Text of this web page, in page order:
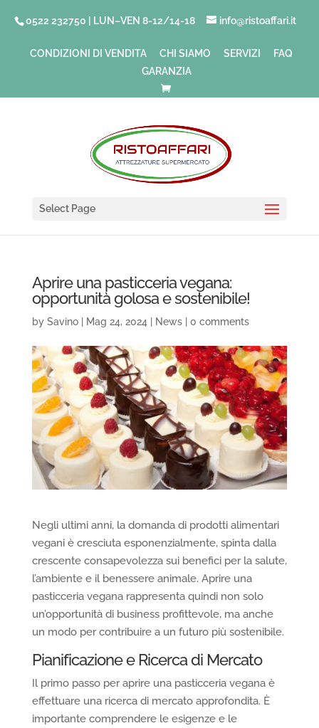
0522 232750 | LUN–VEN 8-12/14-18 info@ristoaffari.it
CONDIZIONI DI VENDITA CHI SIAMO SERVIZI
FAQ
GARANZIA
Select Page
Aprire una pasticceria vegana:
opportunità golosa e sostenibile!
by Savino| Mag 24, 2024 News| 0 comments
Negli ultimi anni, la domanda di prodotti alimentari
vegani è cresciuta esponenzialmente, spinta dalla
crescente consapevolezza sui benefici per la salute,
l’ambiente e il benessere animale. Aprire una
pasticceria vegana rappresenta quindi non solo
un’opportunità di business profittevole, ma anche
un modo per contribuire a un futuro più sostenibile.
Pianificazione e Ricerca di Mercato
Il primo passo per aprire una pasticceria vegana è
effettuare una ricerca di mercato approfondita. È
importante comprendere le esigenze e le